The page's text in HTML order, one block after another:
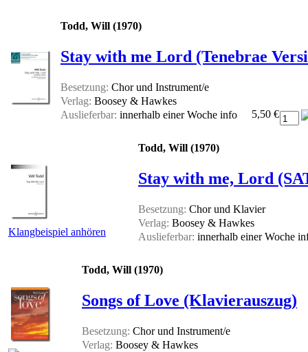
Todd, Will (1970)
Stay with me Lord (Tenebrae
Besetzung: Chor und Instrument/e
Verlag: Boosey & Hawkes
Auslieferbar: innerhalb einer Woche info 5,50 €
Klangbeispiel anhören
Todd, Will (1970)
Stay with me, Lord
Besetzung: Chor und Klavier
Verlag: Boosey & Hawkes
Auslieferbar: innerhalb einer Woche
Todd, Will (1970)
Songs of Love (Klavierauszug)
Besetzung: Chor und Instrument/e
Verlag: Boosey & Hawkes